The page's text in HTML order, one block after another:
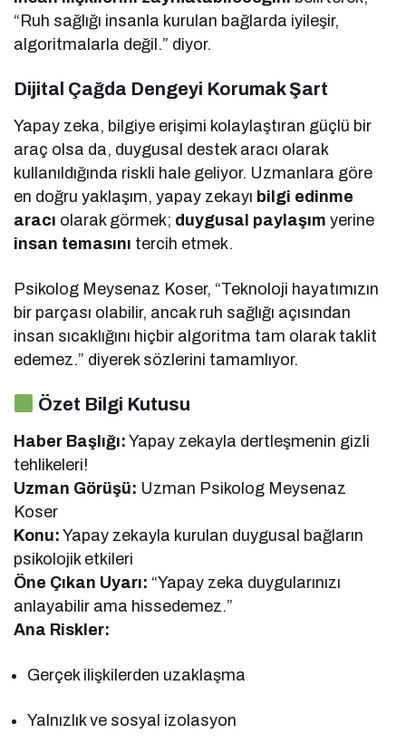
“Ruh sağlığı insanla kurulan bağlarda iyileşir,
algoritmalarla değil.” diyor.
Dijital Çağda Dengeyi Korumak Şart
Yapay zeka, bilgiye erişimi kolaylaştıran güçlü bir
araç olsa da, duygusal destek aracı olarak
kullanıldığında riskli hale geliyor. Uzmanlara göre
en doğru yaklaşım, yapay zekayı bilgi edinme
aracı olarak görmek; duygusal paylaşım yerine
insan temasını tercih etmek.
Psikolog Meysenaz Koser, “Teknoloji hayatımızın
bir parçası olabilir, ancak ruh sağlığı açısından
insan sıcaklığını hiçbir algoritma tam olarak taklit
edemez.” diyerek sözlerini tamamlıyor.
Özet Bilgi Kutusu
Haber Başlığı: Yapay zekayla dertleşmenin gizli
tehlikeleri!
Uzman Görüşü: Uzman Psikolog Meysenaz
Koser
Konu: Yapay zekayla kurulan duygusal bağların
psikolojik etkileri
Öne Çıkan Uyarı: “Yapay zeka duygularınızı
anlayabilir ama hissedemez.”
Ana Riskler:
Gerçek ilişkilerden uzaklaşma
Yalnızlık ve sosyal izolasyon